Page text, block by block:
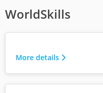
WorldSkills
More details